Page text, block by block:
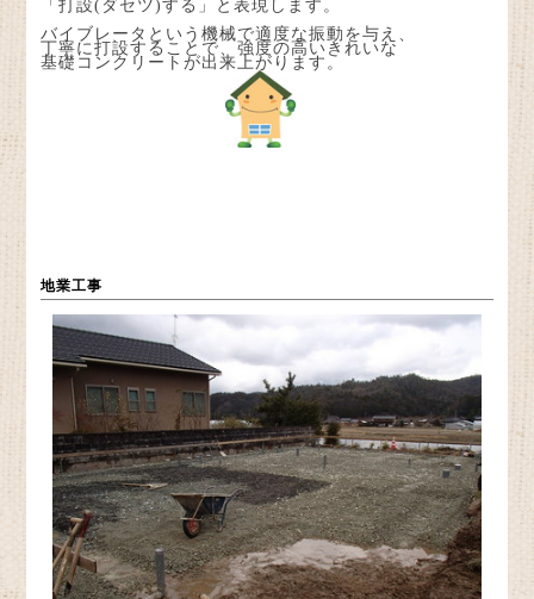
「打設(ダセツ)する」と表現します。
バイブレータという機械で適度な振動を与え、
丁寧に打設することで、強度の高いきれいな
基礎コンクリートが出来上がります。
地業工事